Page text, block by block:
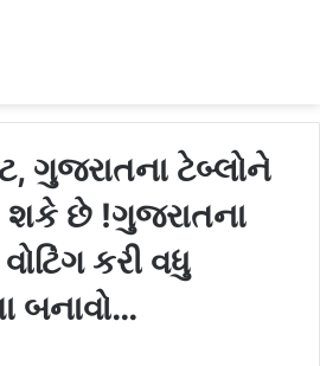
ગુજરાતના ટેબ્લોને
શકે છે !ગુજરાતના
કરી વધુ
બનાવો…